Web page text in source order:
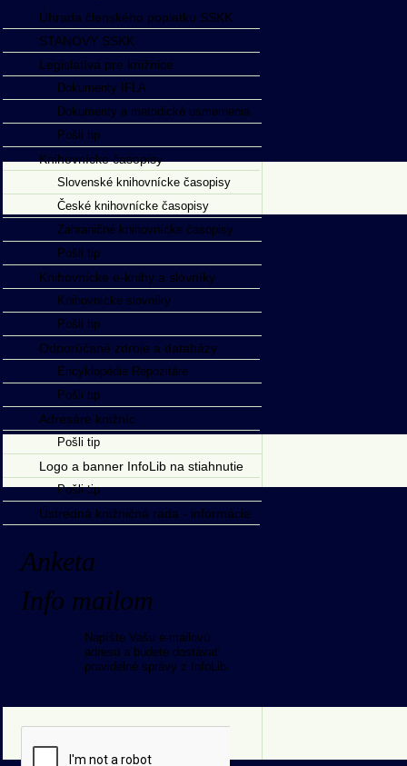
Úhrada členského poplatku SSKK
STANOVY SSKK
Legislatíva pre knižnice
Dokumenty IFLA
Dokumenty a metodické usmernenia
Pošli tip
Knihovnícke časopisy
Slovenské knihovnícke časopisy
České knihovnícke časopisy
Zahraničné knihovnícke časopisy
Pošli tip
Knihovnícke e-knihy a slovníky
Knihovnícke slovníky
Pošli tip
Odporúčané zdroje a databázy
Encyklopédie Repozitáre
Pošli tip
Adresáre knižníc
Pošli tip
Logo a banner InfoLib na stiahnutie
Pošli tip
Ústredná knižničná rada - informácie
Anketa
Info mailom
Napíšte Vašu e-mailovú
adresu a budete dostávať
pravidelné správy z InfoLib.